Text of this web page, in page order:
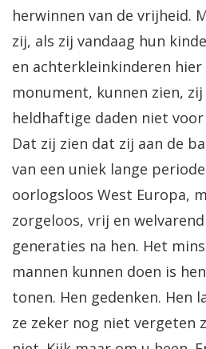
herwinnen van de vrijheid.
zij, als zij vandaag hun
en achterkleinkinderen
monument, kunnen zien, zij
heldhaftige daden niet
Dat zij zien dat zij aan de
van een uniek lange
oorlogsloos West Europa,
zorgeloos, vrij en
generaties na hen. Het
mannen kunnen doen is
tonen. Hen gedenken. Hen
ze zeker nog niet vergeten